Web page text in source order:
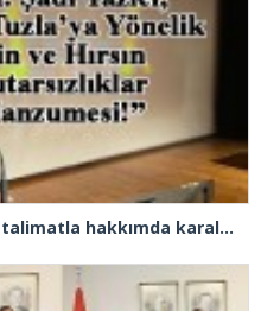
Şadi Yazıcı, “Silivri’den alınan talimatla hakkımda karalama kampanyası yürütülüyor”